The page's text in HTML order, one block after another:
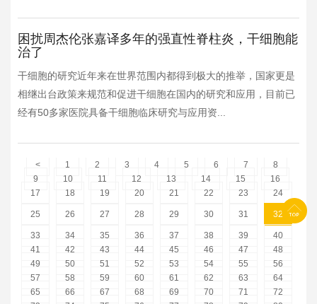
困扰周杰伦张嘉译多年的强直性脊柱炎，干细胞能
治了
干细胞的研究近年来在世界范围内都得到极大的推举，国家更是
相继出台政策来规范和促进干细胞在国内的研究和应用，目前已
经有50多家医院具备干细胞临床研究与应用资...
< 1 2 3 4 5 6 7
8
9
10 11 12 13 14 15
16
17
18 19 20 21 22 23 24
25 26 27 28 29 30 31 32
33 34 35 36 37 38 39
40
41
42 43 44 45 46 47
48
49
50 51 52 53 54 55
56
57
58 59 60 61 62 63
64
65
66 67 68 69 70 71
72